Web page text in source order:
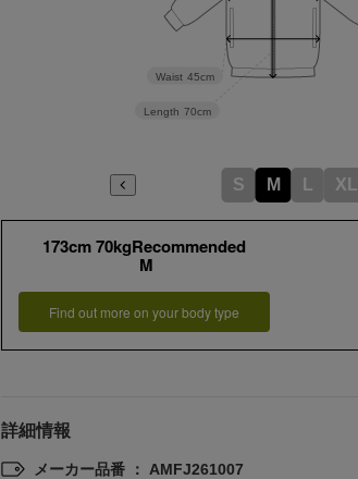
Length 70cm
Waist 45cm
S M L XL
173cm 70kgRecommended
M
Find out more on your body type
詳細情報
メーカー品番 ： AMFJ261007